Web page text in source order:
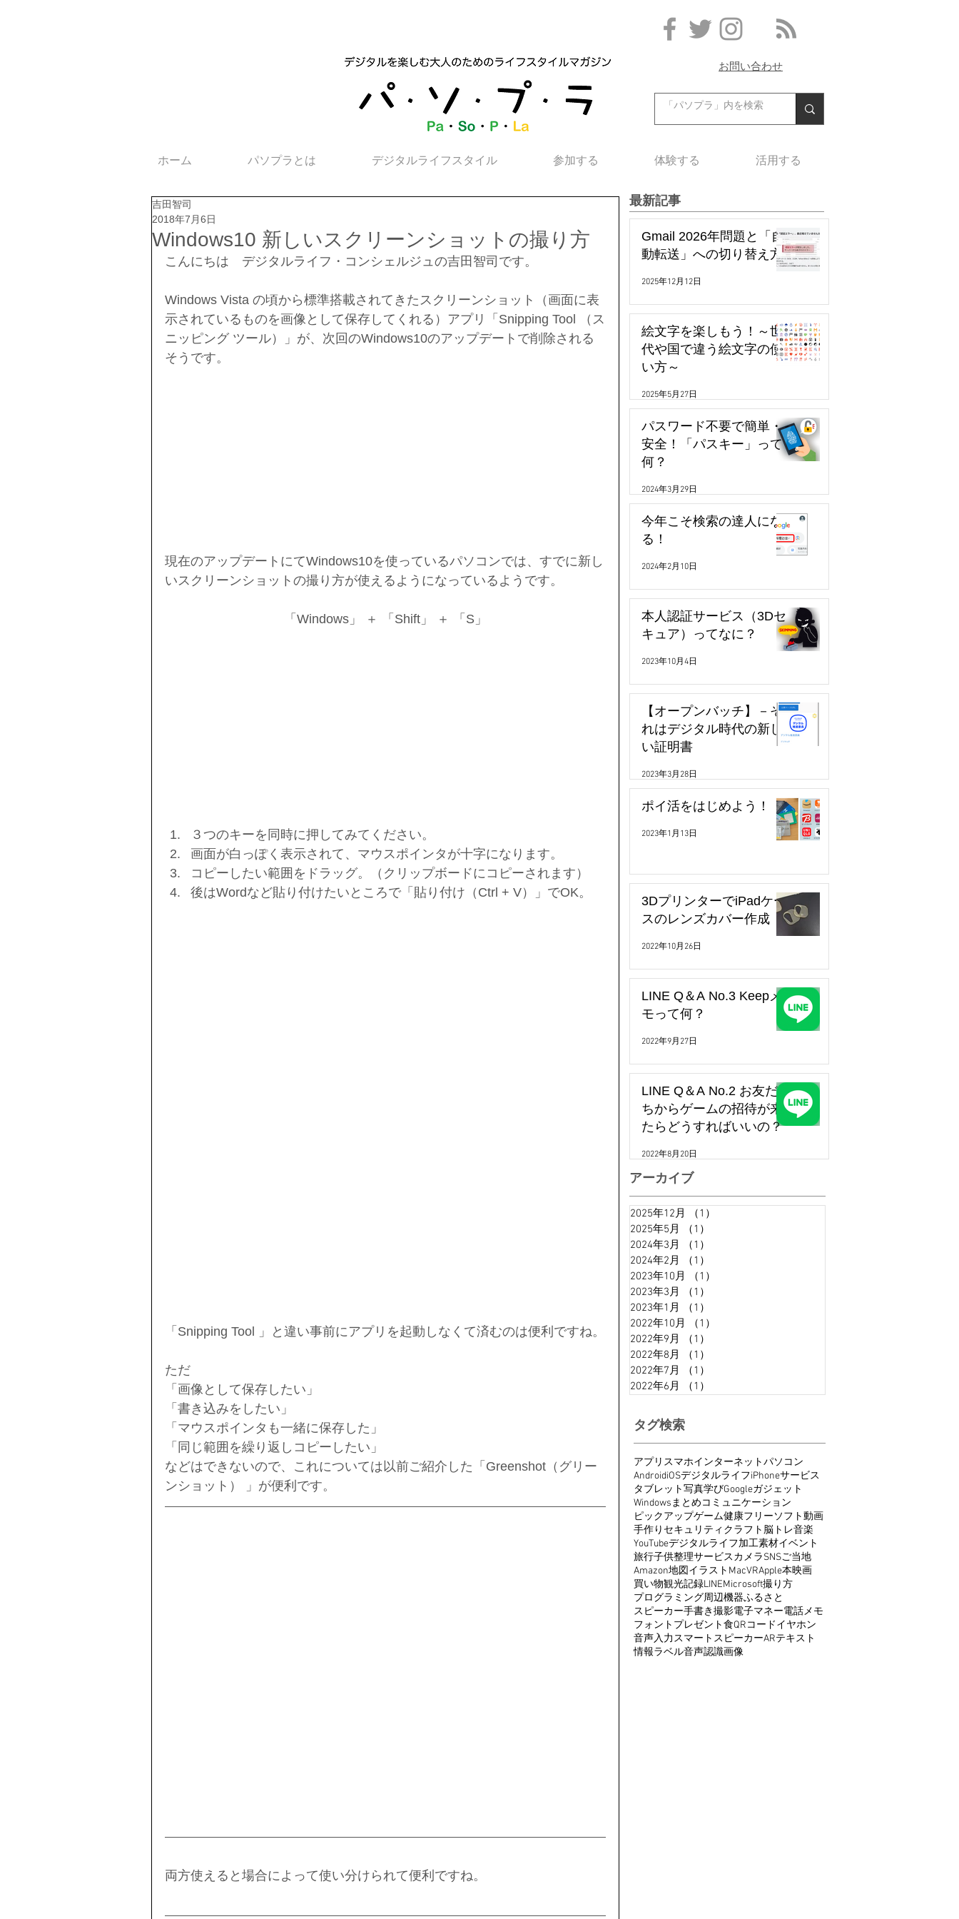
お問い合わせ
ホーム パソプラとは デジタルライフスタイル 参加する 体験する 活用する
Windows10 新しいスクリーンショットの撮り方
吉田智司
2018年7月6日
こんにちは　デジタルライフ・コンシェルジュの吉田智司です。
Windows Vista の頃から標準搭載されてきたスクリーンショット（画面に表
示されているものを画像として保存してくれる）アプリ「Snipping Tool （ス
ニッピング ツール）」が、次回のWindows10のアップデートで削除される
そうです。
現在のアップデートにてWindows10を使っているパソコンでは、すでに新し
いスクリーンショットの撮り方が使えるようになっているようです。
「Windows」 ＋ 「Shift」 ＋ 「S」
３つのキーを同時に押してみてください。
画面が白っぽく表示されて、マウスポインタが十字になります。
コピーしたい範囲をドラッグ。（クリップボードにコピーされます）
後はWordなど貼り付けたいところで「貼り付け（Ctrl + V）」でOK。
「Snipping Tool 」と違い事前にアプリを起動しなくて済むのは便利ですね。
ただ
「画像として保存したい」
「書き込みをしたい」
「マウスポインタも一緒に保存した」
「同じ範囲を繰り返しコピーしたい」
などはできないので、これについては以前ご紹介した「Greenshot（グリー
ンショット） 」が便利です。
両方使えると場合によって使い分けられて便利ですね。
最新記事
Gmail 2026年問題と「自
動転送」への切り替え方
2025年12月12日
絵文字を楽しもう！～世
代や国で違う絵文字の使
い方～
2025年5月27日
パスワード不要で簡単・
安全！「パスキー」って
何？
2024年3月29日
今年こそ検索の達人にな
る！
2024年2月10日
本人認証サービス（3Dセ
キュア）ってなに？
2023年10月4日
【オープンバッチ】－そ
れはデジタル時代の新し
い証明書
2023年3月28日
ポイ活をはじめよう！
2023年1月13日
3DプリンターでiPadケー
スのレンズカバー作成
2022年10月26日
LINE Q＆A No.3 Keepメ
モって何？
2022年9月27日
LINE Q＆A No.2 お友だ
ちからゲームの招待が来
たらどうすればいいの？
2022年8月20日
アーカイブ
2025年12月 （1）
2025年5月
（1）
2024年3月
（1）
2024年2月
（1）
2023年10月
（1）
2023年3月
（1）
2023年1月
（1）
2022年10月
（1）
2022年9月
（1）
2022年8月
（1）
2022年7月
（1）
2022年6月
（1）
タグ検索
アプリ スマホインターネットパソコン
AndroidiOSデジタルライフiPhoneサービス
タブレット写真学びGoogleガジェット
Windowsまとめコミュニケーション
ピックアップゲーム健康フリーソフト動画
手作り セキュリティ クラフト脳トレ音楽
YouTubeデジタルライフ加工素材イベント
旅行子供整理サービスカメラSNSご当地
Amazon地図イラスト MacVRApple本映画
買い物観光記録LINEMicrosoft撮り方
プログラミング周辺機器ふるさと
スピーカー手書き撮影電子マネー電話メモ
フォント プレゼント食QRコードイヤホン
音声入力スマートスピーカーARテキスト
情報ラベル音声認識画像